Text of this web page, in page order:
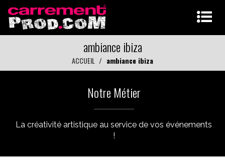
ambiance ibiza
ACCUEIL ambiance ibiza
Notre Métier
La créativité artistique au service de vos événements
!